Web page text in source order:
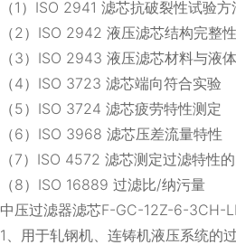
（1）ISO 2941 滤芯抗破裂性试验方
（2）ISO 2942 液压滤芯结构完整
（3）ISO 2943 液压滤芯材料与液
（4）ISO 3723 滤芯端向符合实验
（5）ISO 3724 滤芯疲劳特性测定
（6）ISO 3968 滤芯压差流量特性
（7）ISO 4572 滤芯测定过滤特性
（8）ISO 16889 过滤比/纳污量
中压过滤器滤芯F-GC-12Z-6-3CH-
1、用于轧钢机、连铸机液压系统的